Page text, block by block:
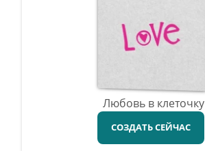
Любовь в клеточку
СОЗДАТЬ СЕЙЧАС